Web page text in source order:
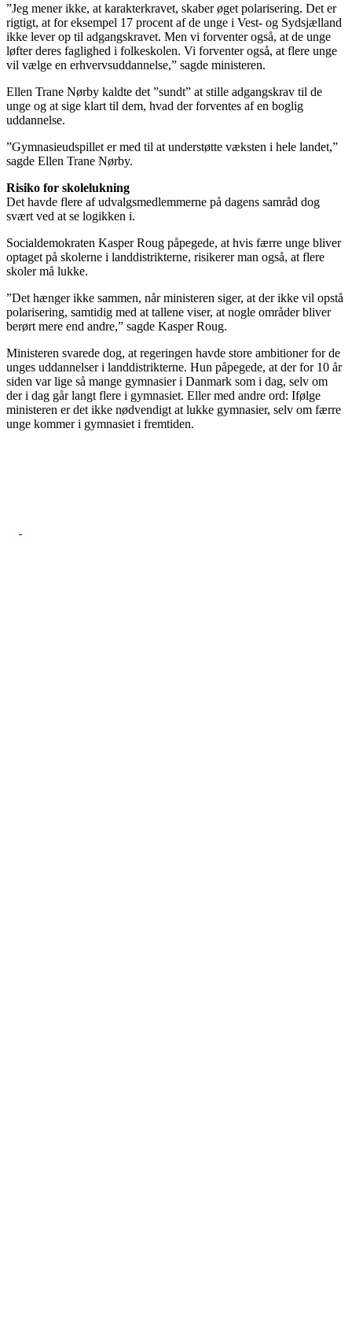
”Jeg mener ikke, at karakterkravet, skaber øget polarisering. Det er
rigtigt, at for eksempel 17 procent af de unge i Vest- og Sydsjælland
ikke lever op til adgangskravet. Men vi forventer også, at de unge
løfter deres faglighed i folkeskolen. Vi forventer også, at flere unge
vil vælge en erhvervsuddannelse,” sagde ministeren.
Ellen Trane Nørby kaldte det ”sundt” at stille adgangskrav til de
unge og at sige klart til dem, hvad der forventes af en boglig
uddannelse.
”Gymnasieudspillet er med til at understøtte væksten i hele landet,”
sagde Ellen Trane Nørby.
Risiko for skolelukning
Det havde flere af udvalgsmedlemmerne på dagens samråd dog
svært ved at se logikken i.
Socialdemokraten Kasper Roug påpegede, at hvis færre unge bliver
optaget på skolerne i landdistrikterne, risikerer man også, at flere
skoler må lukke.
”Det hænger ikke sammen, når ministeren siger, at der ikke vil opstå
polarisering, samtidig med at tallene viser, at nogle områder bliver
berørt mere end andre,” sagde Kasper Roug.
Ministeren svarede dog, at regeringen havde store ambitioner for de
unges uddannelser i landdistrikterne. Hun påpegede, at der for 10 år
siden var lige så mange gymnasier i Danmark som i dag, selv om
der i dag går langt flere i gymnasiet. Eller med andre ord: Ifølge
ministeren er det ikke nødvendigt at lukke gymnasier, selv om færre
unge kommer i gymnasiet i fremtiden.